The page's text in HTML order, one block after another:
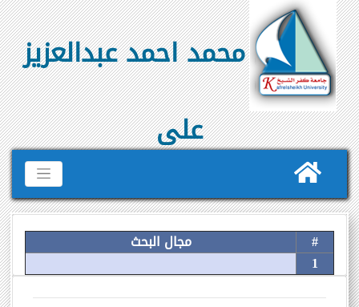
محمد احمد عبدالعزيز
على
#
مجال البحث
1